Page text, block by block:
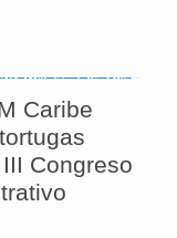
Caribe
Congreso